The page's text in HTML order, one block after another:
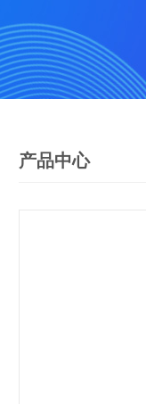
产品中心